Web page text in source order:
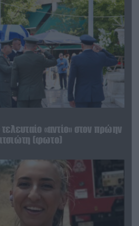
«αντίο» στον πρώην
(φωτο)